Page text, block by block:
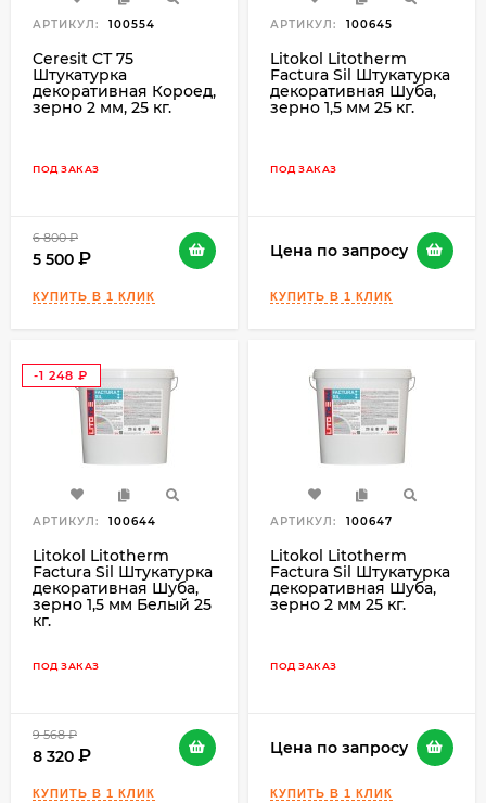
АРТИКУЛ: 100554
Ceresit СТ 75
Штукатурка
декоративная Короед,
зерно 2 мм, 25 кг.
ПОД ЗАКАЗ
6 800
5 500
АРТИКУЛ: 100645
Litokol Litotherm
Factura Sil Штукатурка
декоративная Шуба,
зерно 1,5 мм 25 кг.
ПОД ЗАКАЗ
Цена по запросу
-1 248
₽
АРТИКУЛ: 100644
Litokol Litotherm
Factura Sil Штукатурка
декоративная Шуба,
зерно 1,5 мм Белый 25
кг.
ПОД ЗАКАЗ
9 568
8 320
АРТИКУЛ: 100647
Litokol Litotherm
Factura Sil Штукатурка
декоративная Шуба,
зерно 2 мм 25 кг.
ПОД ЗАКАЗ
Цена по запросу